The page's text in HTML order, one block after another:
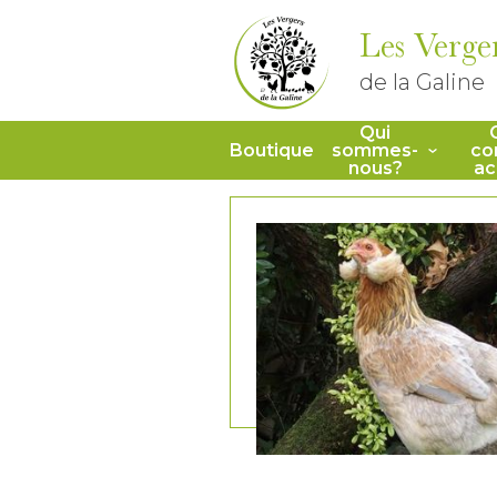
Les
de la Galine
Boutique
Qui
sommes-
nous?